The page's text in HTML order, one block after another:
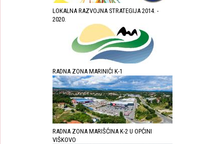
LOKALNA RAZVOJNA STRATEGIJA 2014. -
2020.
RADNA ZONA MARINIĆI K-1
RADNA ZONA MARIŠĆINA K-2 U OPĆINI
VIŠKOVO